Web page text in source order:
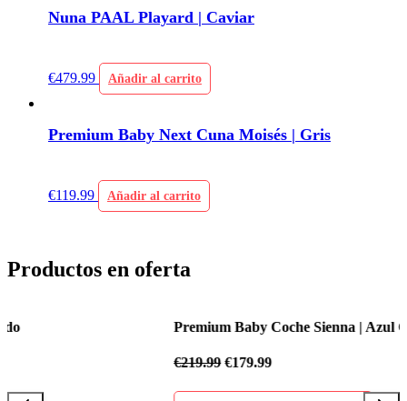
Nuna PAAL Playard | Caviar
€479.99 Añadir al carrito
Premium Baby Next Cuna Moisés | Gris
€119.99 Añadir al carrito
Productos en oferta
Premium Baby Coche Sienna | Azul Celeste